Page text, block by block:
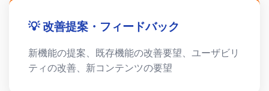
💡 改善提案・フィードバック
新機能の提案、既存機能の改善要望、ユーザビリ
ティの改善、新コンテンツの要望